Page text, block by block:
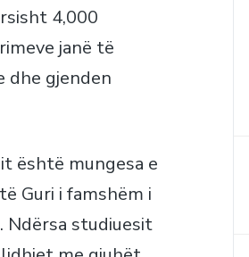
4,000
janë të
dhe gjenden
është mungesa e
Guri i famshëm i
Ndërsa studiuesit